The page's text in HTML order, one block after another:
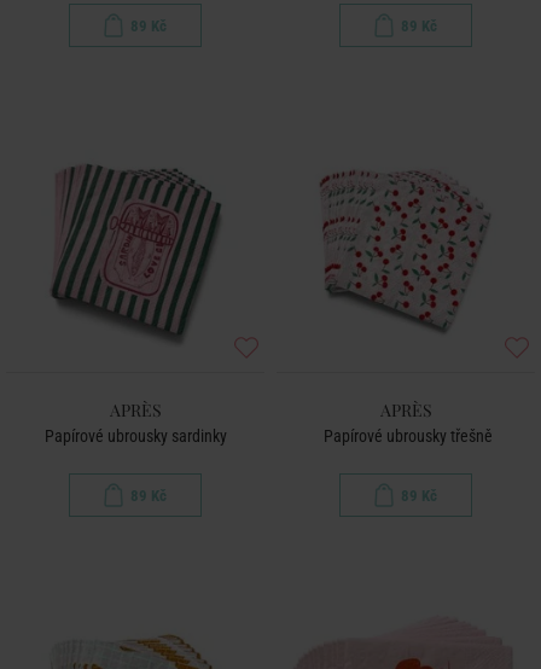
89 Kč 89 Kč
APRÈS
Papírové ubrousky sardinky
89 Kč
APRÈS
Papírové ubrousky třešně
89 Kč